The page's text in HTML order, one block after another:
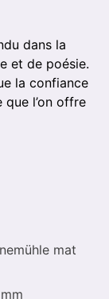
dans la
et de poésie.
la confiance
l’on offre
mat